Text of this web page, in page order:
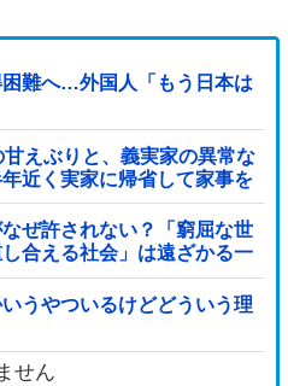
難へ…外国人「もう日本は
えぶりと、義実家の異常な
近く実家に帰省して家事を
移動すら義兄に送迎させて
ぜ許されない？「窮屈な世
合える社会」は遠ざかる一
うやついるけどどういう理
せん